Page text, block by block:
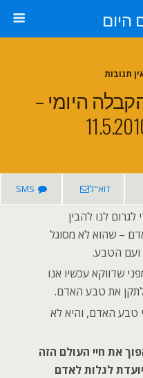
היומי –
דוא"ל SMS
לגרום לנו להבין
– שהוא לא מסוגל
הטבע.
שדווקא עכשיו אנו
את טבע האדם.
טבע האדם, והיא לא
את חיי העולם הזה
לגלות לאדם